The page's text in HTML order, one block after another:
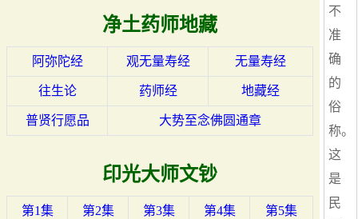
净土药师地藏
阿弥陀经 观无量寿经 无量寿经
往生论 药师经 地藏经
普贤行愿品 大势至念佛圆通章
印光大师文钞
第1集 第2集 第3集 第4集 第5集
不
准
确
的
俗
称。
这
是
民